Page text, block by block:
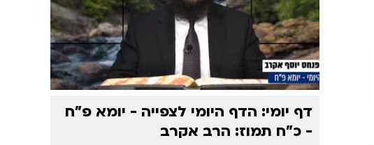
דף יומי: הדף היומי לצפייה - יומא פ"ח
- כ"ח תמוז: הרב אקרב